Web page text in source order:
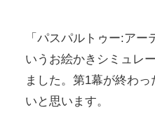
「パスパルトゥー:ア
いうお絵かきシミュレ
ました。第1幕が終わ
いと思います。